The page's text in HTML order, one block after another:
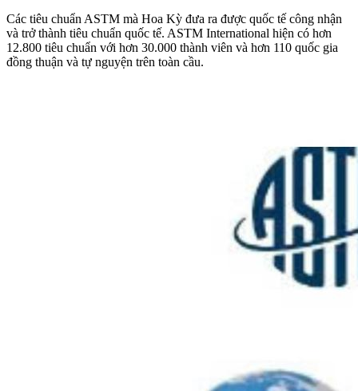
Các tiêu chuẩn ASTM mà Hoa Kỳ đưa ra được quốc tế công nhận
và trở thành tiêu chuẩn quốc tế. ASTM International hiện có hơn
12.800 tiêu chuẩn với hơn 30.000 thành viên và hơn 110 quốc gia
đồng thuận và tự nguyện trên toàn cầu.